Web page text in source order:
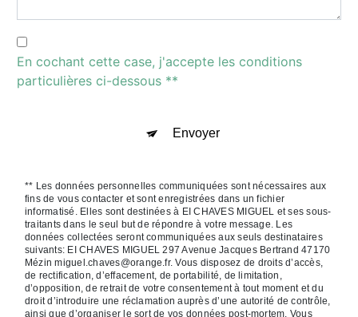
En cochant cette case, j'accepte les conditions
particulières ci-dessous **
Envoyer
** Les données personnelles communiquées sont nécessaires aux
fins de vous contacter et sont enregistrées dans un fichier
informatisé. Elles sont destinées à EI CHAVES MIGUEL et ses sous-
traitants dans le seul but de répondre à votre message. Les
données collectées seront communiquées aux seuls destinataires
suivants: EI CHAVES MIGUEL 297 Avenue Jacques Bertrand 47170
Mézin miguel.chaves@orange.fr. Vous disposez de droits d’accès,
de rectification, d’effacement, de portabilité, de limitation,
d’opposition, de retrait de votre consentement à tout moment et du
droit d’introduire une réclamation auprès d’une autorité de contrôle,
ainsi que d’organiser le sort de vos données post-mortem. Vous